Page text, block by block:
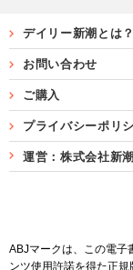
デイリー新潮とは？
お問い合わせ
ご購入
プライバシーポリ
運営：株式会社新
ABJマークは、この電子
ンツ使用許諾を得た正